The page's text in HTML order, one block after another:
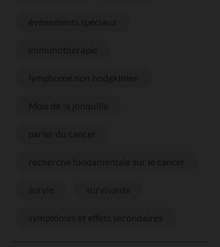
événements spéciaux
immunothérapie
lymphome non hodgkinien
Mois de la jonquille
parler du cancer
recherche fondamentale sur le cancer
survie survivants
symptômes et effets secondaires